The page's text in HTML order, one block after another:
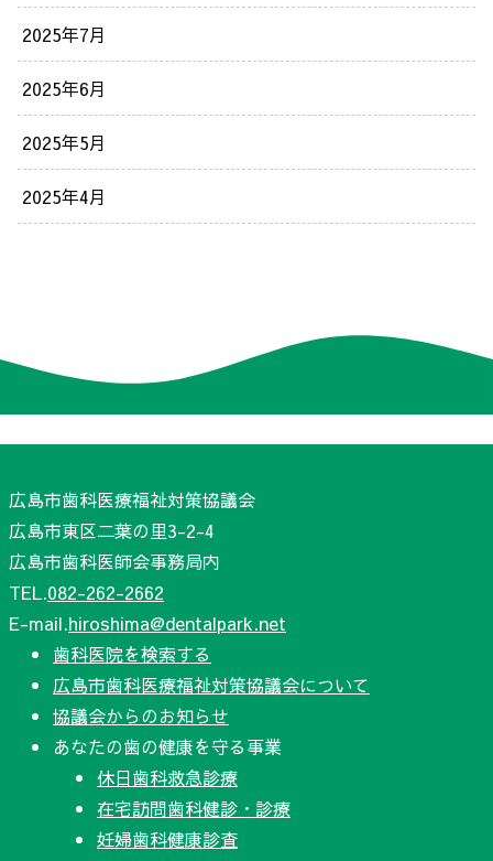
2025年7月
2025年6月
2025年5月
2025年4月
広島市歯科医療福祉対策協議会
広島市東区二葉の里3-2-4
広島市歯科医師会事務局内
TEL.082-262-2662
E-mail.hiroshima@dentalpark.net
歯科医院を検索する
広島市歯科医療福祉対策協議会について
協議会からのお知らせ
あなたの歯の健康を守る事業
休日歯科救急診療
在宅訪問歯科健診・診療
妊婦歯科健康診査